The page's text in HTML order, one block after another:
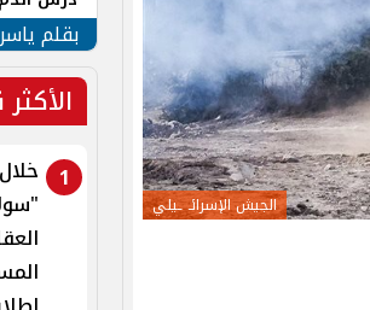
الجيش الإسرائـ ـيلي
جنوب
بقلم
1